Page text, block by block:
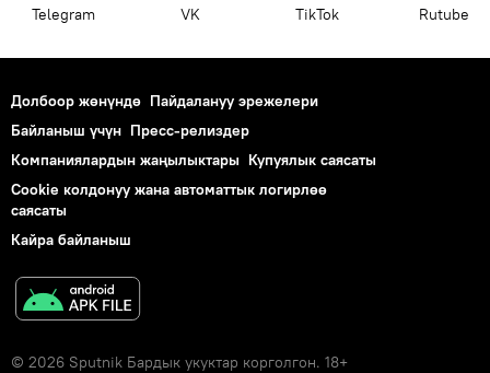
Telegram VK ТikТоk Rutube
Долбоор жөнүндө Пайдалануу эрежелери
Байланыш үчүн Пресс-релиздер
Компаниялардын жаңылыктары Купуялык саясаты
Cookie колдонуу жана автоматтык логирлөө
саясаты
Кайра байланыш
© 2026 Sputnik Бардык укуктар корголгон. 18+